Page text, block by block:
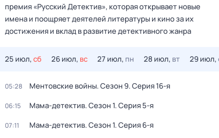
премия «Русский Детектив», которая открывает новые
имена и поощряет деятелей литературы и кино за их
достижения и вклад в развитие детективного жанра
25 июл,сб 26 июл, вс 27 июл, пн 28 июл, вт 29 июл,
05:28 Ментовские войны. Сезон 9. Серия 16-я
06:15 Мама-детектив. Сезон 1. Серия 5-я
07:11 Мама-детектив. Сезон 1. Серия 6-я